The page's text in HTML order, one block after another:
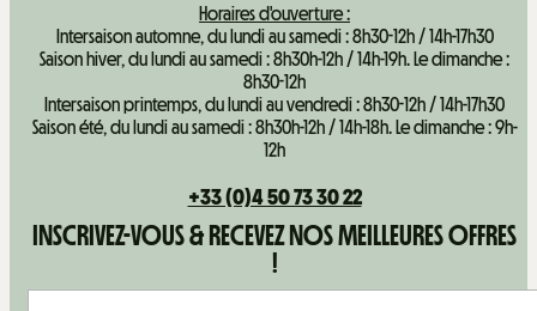
Horaires d'ouverture :
Intersaison automne, du lundi au samedi : 8h30-12h / 14h-17h30
Saison hiver, du lundi au samedi : 8h30h-12h / 14h-19h. Le dimanche :
8h30-12h
Intersaison printemps, du lundi au vendredi : 8h30-12h / 14h-17h30
Saison été, du lundi au samedi : 8h30h-12h / 14h-18h. Le dimanche : 9h-
12h
+33 (0)4 50 73 30 22
INSCRIVEZ-VOUS & RECEVEZ NOS MEILLEURES OFFRES
!